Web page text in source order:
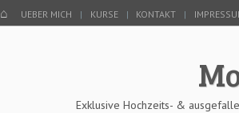
HOME
Menu
SKIP TO CONTENT
UEBER MICH KURSE KONTAKT
Exklusive Hochzeits- &